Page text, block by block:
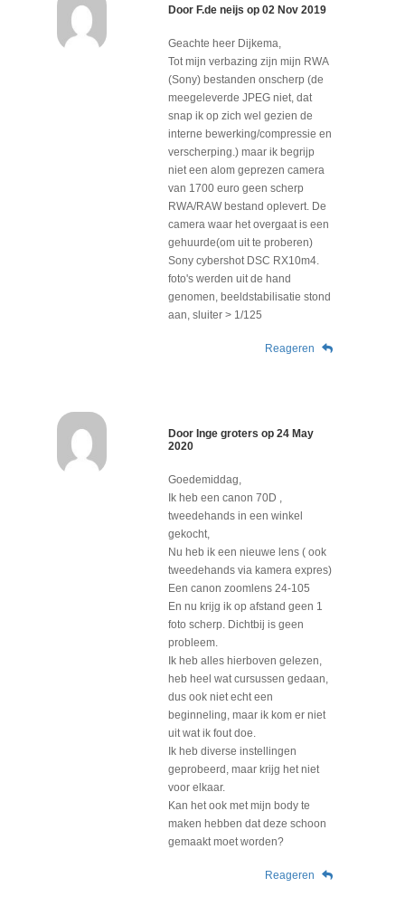
DoorF.de neijs op 02 Nov 2019
Geachte heer Dijkema,
Tot mijn verbazing zijn mijn RWA
(Sony) bestanden onscherp (de
meegeleverde JPEG niet, dat
snap ik op zich wel gezien de
interne bewerking/compressie en
verscherping.) maar ik begrijp
niet een alom geprezen camera
van 1700 euro geen scherp
RWA/RAW bestand oplevert. De
camera waar het overgaat is een
gehuurde(om uit te proberen)
Sony cybershot DSC RX10m4.
foto's werden uit de hand
genomen, beeldstabilisatie stond
aan, sluiter > 1/125
Reageren
DoorInge groters op 24 May
2020
Goedemiddag,
Ik heb een canon 70D ,
tweedehands in een winkel
gekocht,
Nu heb ik een nieuwe lens ( ook
tweedehands via kamera expres)
Een canon zoomlens 24-105
En nu krijg ik op afstand geen 1
foto scherp. Dichtbij is geen
probleem.
Ik heb alles hierboven gelezen,
heb heel wat cursussen gedaan,
dus ook niet echt een
beginneling, maar ik kom er niet
uit wat ik fout doe.
Ik heb diverse instellingen
geprobeerd, maar krijg het niet
voor elkaar.
Kan het ook met mijn body te
maken hebben dat deze schoon
gemaakt moet worden?
Reageren